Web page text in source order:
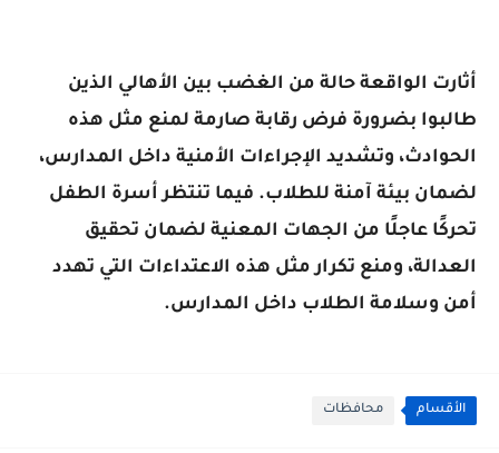
أثارت الواقعة حالة من الغضب بين الأهالي الذين
طالبوا بضرورة فرض رقابة صارمة لمنع مثل هذه
الحوادث، وتشديد الإجراءات الأمنية داخل المدارس،
لضمان بيئة آمنة للطلاب. فيما تنتظر أسرة الطفل
تحركًا عاجلًا من الجهات المعنية لضمان تحقيق
العدالة، ومنع تكرار مثل هذه الاعتداءات التي تهدد
أمن وسلامة الطلاب داخل المدارس.
الأقسام محافظات